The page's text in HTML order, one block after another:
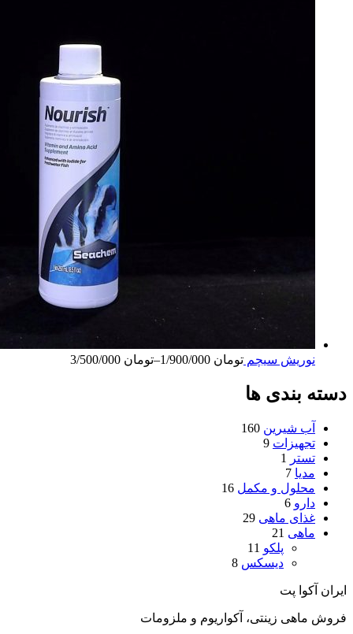
نوریش سیچم تومان –تومان
دسته بندی ها
آب شیرین 160
تجهیزات 9
تستر
1
مدیا 7
محلول و مکمل 16
دارو 6
غذای ماهی 29
ماهی 21
پلکو 11
دیسکس 8
ایران آکوا پت
فروش ماهی زینتی، آکواریوم و ملزومات